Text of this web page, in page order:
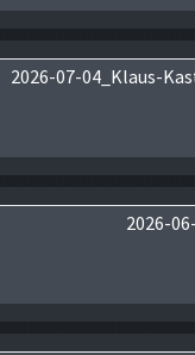
2026-07-04_Klaus-
2026-